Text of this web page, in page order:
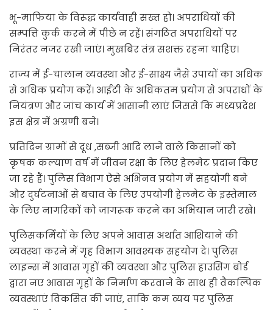
भू-माफिया के विरूद्ध कार्यवाही सख्त हो। अपराधियों की
सम्पत्ति कुर्क करने में पीछे न रहें। संगठित अपराधियों पर
निरंतर नजर रखी जाएं। मुखबिर तंत्र सशक्त रहना चाहिए।
राज्य में ई-चालान व्यवस्था और ई-साक्ष्य जैसे उपायों का अधिक
से अधिक प्रयोग करें। आईटी के अधिकतम प्रयोग से अपराधों के
नियंत्रण और जांच कार्य में आसानी लाएं जिससे कि मध्यप्रदेश
इस क्षेत्र में अग्रणी बने।
प्रतिदिन ग्रामों से दूध ,सब्जी आदि लाने वाले किसानों को
कृषक कल्याण वर्ष में जीवन रक्षा के लिए हेलमेट प्रदान किए
जा रहे हैं। पुलिस विभाग ऐसे अभिनव प्रयोग में सहयोगी बने
और दुर्घटनाओं से बचाव के लिए उपयोगी हेलमेट के इस्तेमाल
के लिए नागरिकों को जागरूक करने का अभियान जारी रखे।
पुलिसकर्मियों के लिए अपने आवास अर्थात आशियाने की
व्यवस्था करने में गृह विभाग आवश्यक सहयोग दे। पुलिस
लाइन्स में आवास गृहों की व्यवस्था और पुलिस हाउसिंग बोर्ड
द्वारा नए आवास गृहों के निर्माण करवाने के साथ ही वैकल्पिक
व्यवस्थाएं विकसित की जाएं, ताकि कम व्यय पर पुलिस